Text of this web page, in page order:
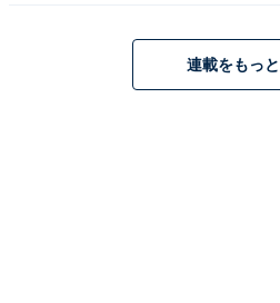
活かした料理を堪能でき、静か
連載をもっ